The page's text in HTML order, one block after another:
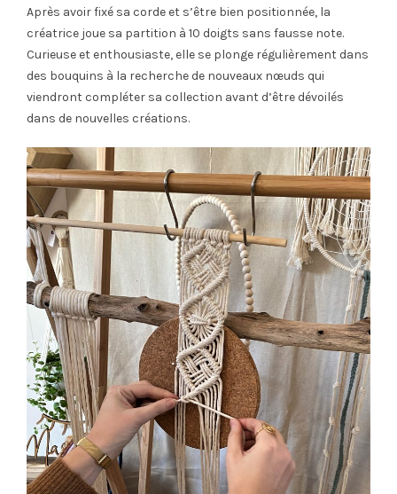
Après avoir fixé sa corde et s’être bien positionnée, la
créatrice joue sa partition à 10 doigts sans fausse note.
Curieuse et enthousiaste, elle se plonge régulièrement dans
des bouquins à la recherche de nouveaux nœuds qui
viendront compléter sa collection avant d’être dévoilés
dans de nouvelles créations.